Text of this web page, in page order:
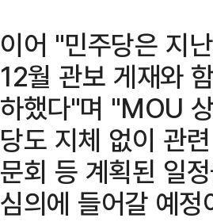
이어 "민주당은 지
12월 관보 게재와
하했다"며 "MOU
당도 지체 없이 관
문회 등 계획된 일
심의에 들어갈 예